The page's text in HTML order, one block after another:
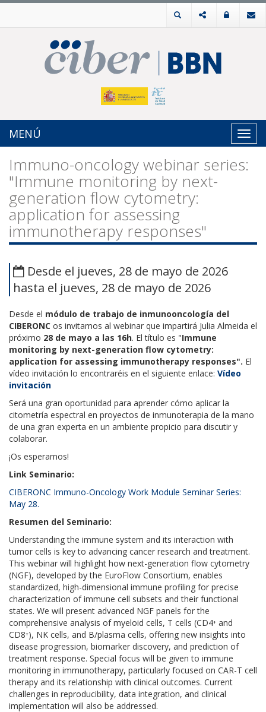
MENÚ
Immuno-oncology webinar series:
"Immune monitoring by next-
generation flow cytometry:
application for assessing
immunotherapy responses"
Desde el jueves, 28 de mayo de 2026
hasta el jueves, 28 de mayo de 2026
Desde el módulo de trabajo de inmunooncología del
CIBERONC os invitamos al webinar que impartirá Julia Almeida el
próximo 28 de mayo a las 16h. El título es "Immune
monitoring by next-generation flow cytometry:
application for assessing immunotherapy responses". El
vídeo invitación lo encontraréis en el siguiente enlace: Vídeo
invitación
Será una gran oportunidad para aprender cómo aplicar la
citometría espectral en proyectos de inmunoterapia de la mano
de una gran experta en un ambiente propicio para discutir y
colaborar.
¡Os esperamos!
Link Seminario:
CIBERONC Immuno-Oncology Work Module Seminar Series:
May 28.
Resumen del Seminario:
Understanding the immune system and its interaction with
tumor cells is key to advancing cancer research and treatment.
This webinar will highlight how next-generation flow cytometry
(NGF), developed by the EuroFlow Consortium, enables
standardized, high-dimensional immune profiling for precise
characterization of immune cell subsets and their functional
states. We will present advanced NGF panels for the
comprehensive analysis of myeloid cells, T cells (CD4⁺ and
CD8⁺), NK cells, and B/plasma cells, offering new insights into
disease progression, biomarker discovery, and prediction of
treatment response. Special focus will be given to immune
monitoring in immunotherapy, particularly focused on CAR-T cell
therapy and its relationship with clinical outcomes. Current
challenges in reproducibility, data integration, and clinical
implementation will also be addressed.